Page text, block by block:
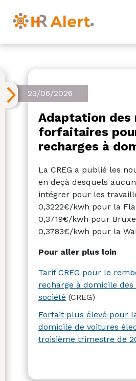
23/06/2026
Adaptation des
forfaitaires
recharges à
La CREG a publié les
en deçà desquels aucun
intégrer pour les
0,3222€/kwh pour la
0,3719€/kwh pour
0,3783€/kwh pour la
Pour aller plus loin
Tarif CREG pour le
recharge à domicile des
société (CREG)
Forfait plus élevé pour
domicile de voitures
troisième trimestre de